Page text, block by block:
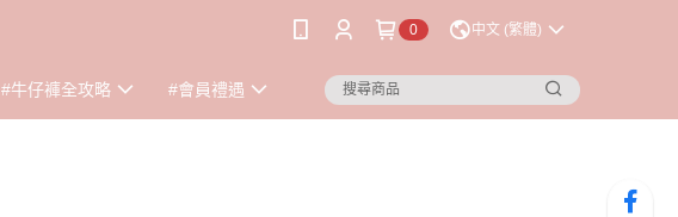
0 中文 (繁體)
#牛仔褲全攻略 #會員禮遇